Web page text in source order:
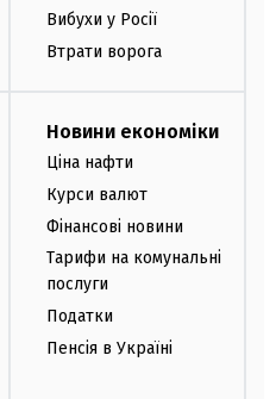
Вибухи у Росії
Втрати ворога
Новини економіки
Ціна нафти
Курси валют
Фінансові новини
Тарифи на комунальні
послуги
Податки
Пенсія в Україні